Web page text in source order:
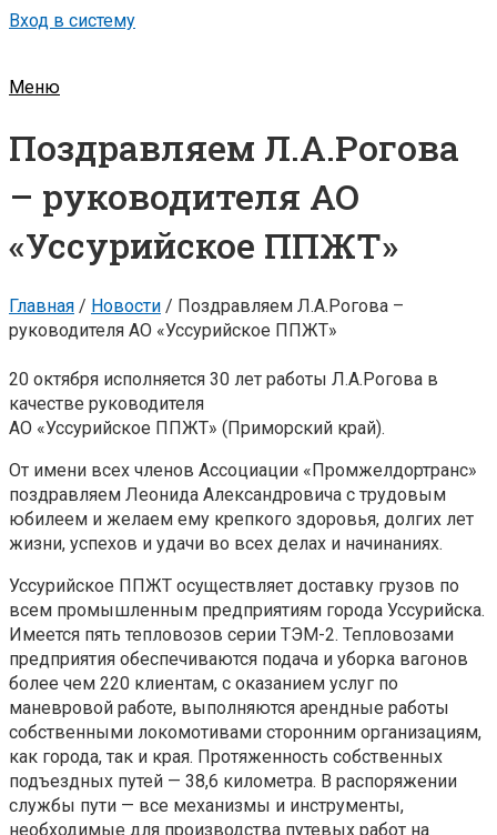
Вход в систему
Меню
Поздравляем Л.А.Рогова
– руководителя АО
«Уссурийское ППЖТ»
Главная / Новости / Поздравляем Л.А.Рогова –
руководителя АО «Уссурийское ППЖТ»
20 октября исполняется 30 лет работы Л.А.Рогова в
качестве руководителя
АО «Уссурийское ППЖТ» (Приморский край).
От имени всех членов Ассоциации «Промжелдортранс»
поздравляем Леонида Александровича с трудовым
юбилеем и желаем ему крепкого здоровья, долгих лет
жизни, успехов и удачи во всех делах и начинаниях.
Уссурийское ППЖТ осуществляет доставку грузов по
всем промышленным предприятиям города Уссурийска.
Имеется пять тепловозов серии ТЭМ-2. Тепловозами
предприятия обеспечиваются подача и уборка вагонов
более чем 220 клиентам, с оказанием услуг по
маневровой работе, выполняются арендные работы
собственными локомотивами сторонним организациям,
как города, так и края. Протяженность собственных
подъездных путей — 38,6 километра. В распоряжении
службы пути — все механизмы и инструменты,
необходимые для производства путевых работ на